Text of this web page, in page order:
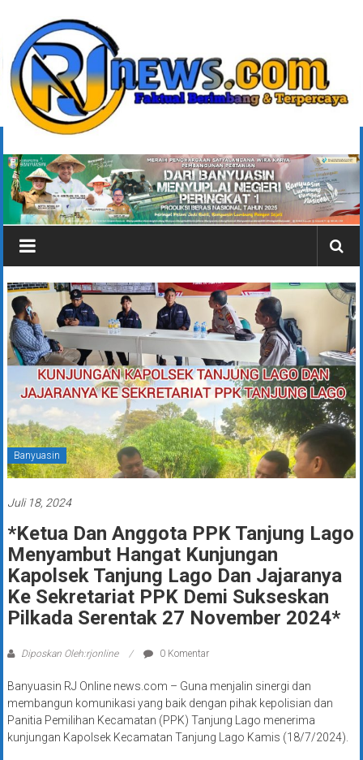
konten
rjonlinenews.com
Faktual
Berimbang
dan
Terpercaya
Banyuasin
Juli 18, 2024
*Ketua Dan Anggota PPK Tanjung Lago
Menyambut Hangat Kunjungan
Kapolsek Tanjung Lago Dan Jajaranya
Ke Sekretariat PPK Demi Sukseskan
Pilkada Serentak 27 November 2024*
Diposkan Oleh:rjonline 0 Komentar
Banyuasin RJ Online news.com – Guna menjalin sinergi dan
membangun komunikasi yang baik dengan pihak kepolisian dan
Panitia Pemilihan Kecamatan (PPK) Tanjung Lago menerima
kunjungan Kapolsek Kecamatan Tanjung Lago Kamis (18/7/2024).